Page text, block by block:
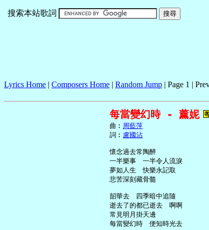
搜索本站歌詞
Lyrics Home | Composers Home | Random Jump | Page 1 |
每當變幻時 - 薰妮
     曲︰
周藍萍
     詞︰
盧國沾
     懷念過去常陶醉
     一半樂事　一半令人流淚
     夢如人生　快樂永記取
     悲苦深刻藏骨髓
     韶華去　四季暗中追隨
     逝去了的都已逝去　啊啊
     常見明月掛天邊
     每當變幻時　便知時光去